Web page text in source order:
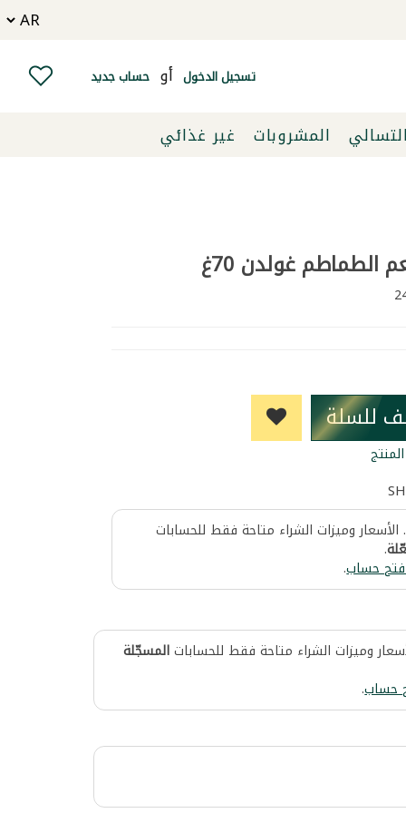
تسجيل الدخول أو حساب جديد
المشروبات
غير غذائي
غولدن 70غ
للسلة
وميزات الشراء متاحة فقط للحسابات
.
حساب.
وميزات الشراء متاحة فقط للحساباتالمسجّلة
حساب.